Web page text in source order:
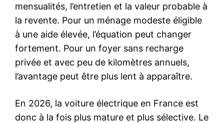
mensualités, l’entretien et la valeur probable à
la revente. Pour un ménage modeste éligible
à une aide élevée, l’équation peut changer
fortement. Pour un foyer sans recharge
privée et avec peu de kilomètres annuels,
l’avantage peut être plus lent à apparaître.
En 2026, la voiture électrique en France est
donc à la fois plus mature et plus sélective. Le